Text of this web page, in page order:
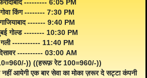
--------- 6:05 PM
किंग -------- 7:30 PM
------- 9:40 PM
गोल्ड -------- 10:30 PM
----------- 11:40 PM
---------- 03:00 AM
)) ((हरूफ़ रेट 100=960/-))
आयेगी एक बार सेवा का मोका ज़रूर दे सट्टा कंपनी